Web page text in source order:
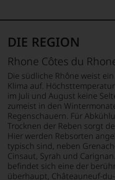
Medaillen
Weinjournalisten
Fachpublikationen
unseren
Aussendungen
oder
in
unserem
Webshop,
um
zu
unterstreichen,
auf
welch
REBSORTEN
18 °C
DIE REGION
Rhone Côtes du
Die südliche Rhône weist
Klima auf.
im Juli und August keine
zumeist in den
Regenschauern. Für
Trocknen der Reben sorgt
Hier werden Rebsorten
typisch sind, neben
Cinsaut, Syrah und
befindet sich eine der
überhaupt, Châteauneuf-